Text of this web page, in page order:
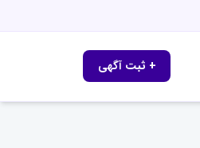
+ ثبت آگهی